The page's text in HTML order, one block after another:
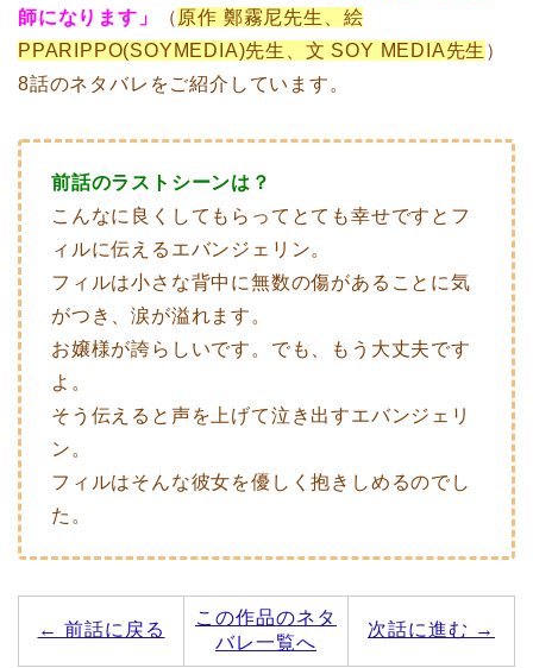
師になります」
（ 原作 鄭霧尼先生、絵
PPARIPPO(SOYMEDIA)先生、文 SOY MEDIA先生 ）
8話のネタバレをご紹介しています。
前話のラストシーンは？
こんなに良くしてもらってとても幸せですとフ
ィルに伝えるエバンジェリン。
フィルは小さな背中に無数の傷があることに気
がつき、涙が溢れます。
お嬢様が誇らしいです。でも、もう大丈夫です
よ。
そう伝えると声を上げて泣き出すエバンジェリ
ン。
フィルはそんな彼女を優しく抱きしめるのでし
た。
← 前話に戻る
この作品のネタ
バレ一覧へ
次話に進む →